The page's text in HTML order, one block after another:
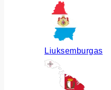
Liuksemburgas